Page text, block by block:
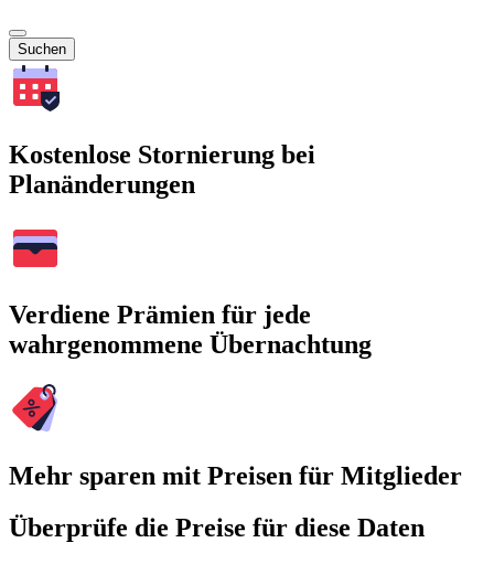
Suchen
Kostenlose Stornierung bei
Planänderungen
Verdiene Prämien für jede
wahrgenommene Übernachtung
Mehr sparen mit Preisen für Mitglieder
Überprüfe die Preise für diese Daten